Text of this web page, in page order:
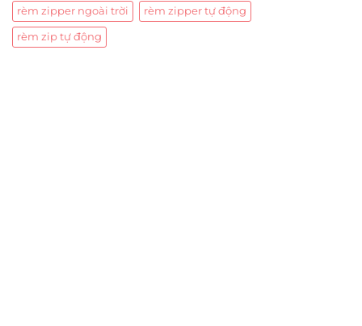
rèm zipper ngoài trời rèm zipper tự động
rèm zip tự động